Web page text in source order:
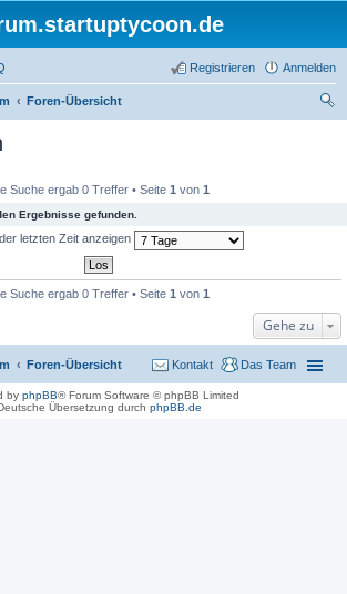
Anmelden
Registrieren
Foren-Übersicht
Suche ergab 0 Treffer • Seite 1 von 1
Ergebnisse gefunden.
letzten Zeit anzeigen
Suche ergab 0 Treffer • Seite 1 von 1
Gehe zu
Foren-Übersicht Das Team
Kontakt
by phpBB® Forum Software © phpBB Limited
Übersetzung durch phpBB.de